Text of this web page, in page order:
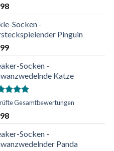
5
Socken -
Pinguin
Socken -
Katze
5
Gesamtbewertungen
Socken -
Panda